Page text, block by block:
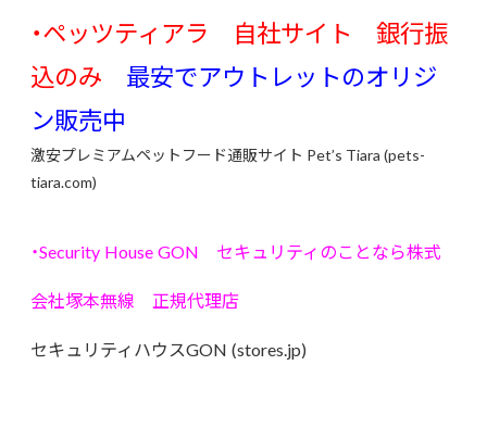
・ペッツティアラ 自社サイト 銀行振
込のみ 最安でアウトレットのオリジ
ン販売中
激安プレミアムペットフード通販サイト Pet’s Tiara (pets-
tiara.com)
・Security House GON セキュリティのことなら株式
会社塚本無線 正規代理店
セキュリティハウスGON (stores.jp)